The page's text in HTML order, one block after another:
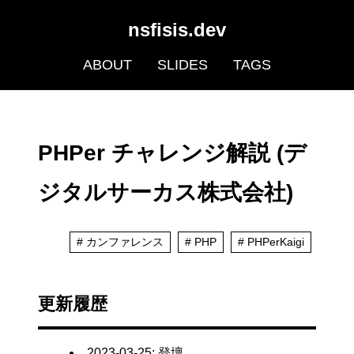
nsfisis.dev
ABOUT SLIDES TAGS
PHPer チャレンジ解説 (デ
ジタルサーカス株式会社)
カンファレンス PHP PHPerKaigi
更新履歴